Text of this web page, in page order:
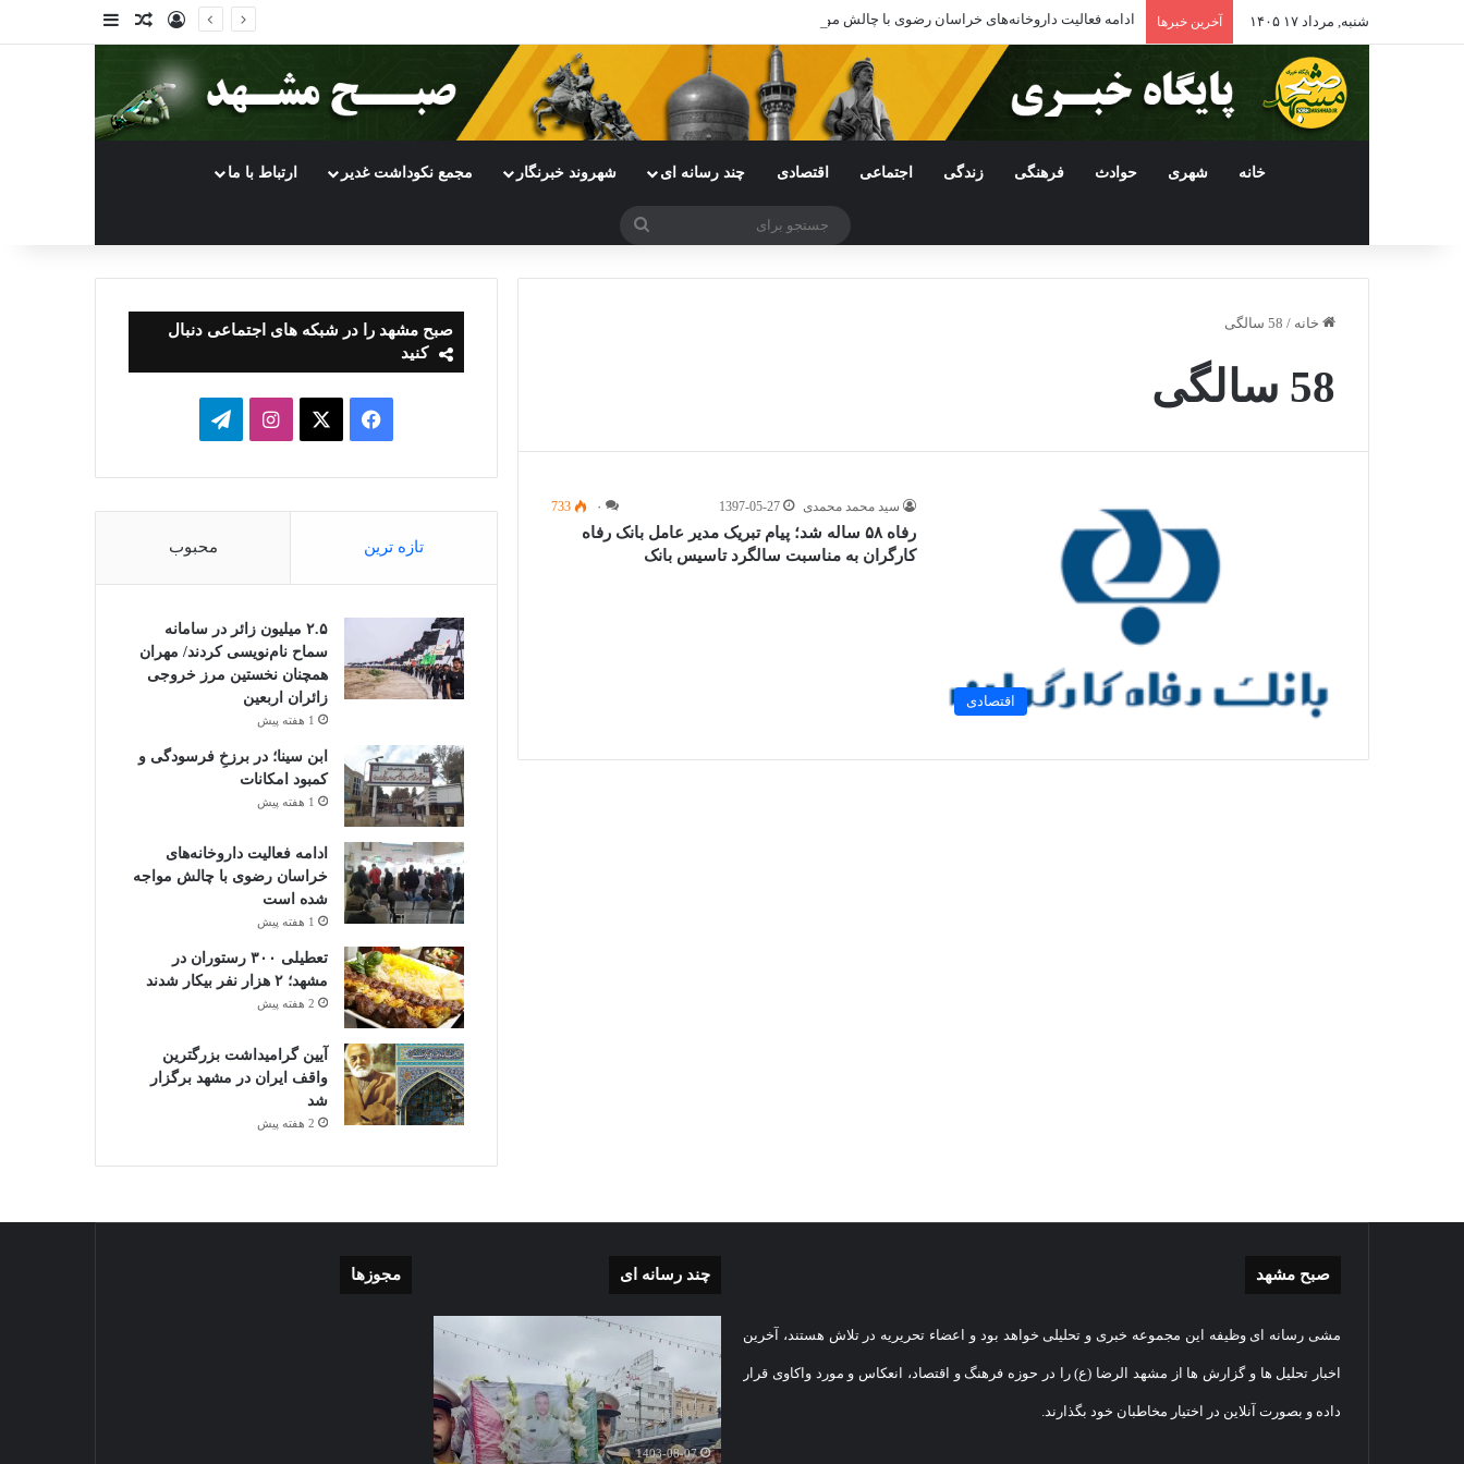
شنبه, مرداد ۱۷ ۱۴۰۵ آخرین خبرها ادامه فعالیت داروخانه‌های خراسان رضوی با چالش مواجه شده است ورودنوشته تصادفی
سایدبار
خانه شهری حوادث فرهنگی زندگی اجتماعی اقتصادی چند رسانه ای شهروند خبرنگار مجمع نکوداشت غدیر ارتباط با ما
جستجو
خانه / 58 سالگی
58 سالگی
اقتصادی
سید محمد محمدی 1397-05-27 ۰ 733
رفاه ۵۸ ساله شد؛ پیام تبریک مدیر عامل بانک رفاه
کارگران به مناسبت سالگرد تاسیس بانک
صبح مشهد را در شبکه های اجتماعی دنبال
کنید
فیسبوک ایکساینستاگرامتلگرام
تازه ترین محبوب
۲.۵ میلیون زائر در سامانه
سماح نام‌نویسی کردند/ مهران
همچنان نخستین مرز خروجی
زائران اربعین
1 هفته پیش
ابن سینا؛ در برزخِ فرسودگی و
کمبود امکانات
1 هفته پیش
ادامه فعالیت داروخانه‌های
خراسان رضوی با چالش مواجه
شده است
1 هفته پیش
تعطیلی ۳۰۰ رستوران در
مشهد؛ ۲ هزار نفر بیکار شدند
2 هفته پیش
آیین گرامیداشت بزرگترین
واقف ایران در مشهد برگزار
شد
2 هفته پیش
صبح مشهد
مشی رسانه ای وظیفه این مجموعه خبری و تحلیلی خواهد بود و اعضاء تحریریه در تلاش هستند، آخرین
اخبار تحلیل ها و گزارش ها از مشهد الرضا (ع) را در حوزه فرهنگ و اقتصاد، انعکاس و مورد واکاوی قرار
داده و بصورت آنلاین در اختیار مخاطبان خود بگذارند.
چند رسانه ای
غبارروبی
نورانی
رضا(علیه
گزارش
تصویری
تشییع
تصویری
سال
تحصیلی
دبیرستان
1403-07-02
گزارش تصویری آغاز سال
تحصیلی دبیرستان نمونه دولتی
مجوزها